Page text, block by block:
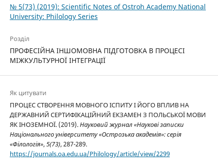
№ 5(73) (2019): Scientific Notes of Ostroh Academy National
University: Philology Series
Розділ
ПРОФЕСІЙНА ІНШОМОВНА ПІДГОТОВКА В ПРОЦЕСІ
МІЖКУЛЬТУРНОЇ ІНТЕГРАЦІЇ
Як цитувати
ПРОЦЕС СТВОРЕННЯ МОВНОГО ІСПИТУ І ЙОГО ВПЛИВ НА
ДЕРЖАВНИЙ СЕРТИФІКАЦІЙНИЙ ЕКЗАМЕН З ПОЛЬСЬКОЇ МОВИ
ЯК ІНОЗЕМНОЇ. (2019).Науковий журнал «Наукові записки
Національного університету «Острозька академія»: серія
«Філологія»,5(73), 287-289.
https://journals.oa.edu.ua/Philology/article/view/2299